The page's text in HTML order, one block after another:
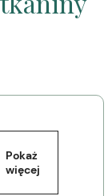
Pokaż
więcej